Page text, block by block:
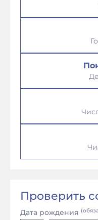
Проверить
Дата рождения